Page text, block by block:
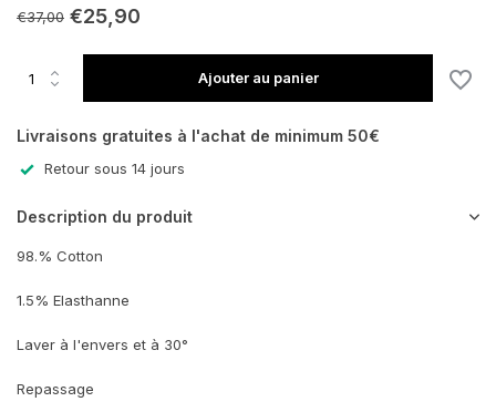
€37,00 €25,90
Ajouter au panier
Livraisons gratuites à l'achat de minimum 50€
Retour sous 14 jours
Description du produit
98.% Cotton
1.5% Elasthanne
Laver à l'envers et à 30°
Repassage